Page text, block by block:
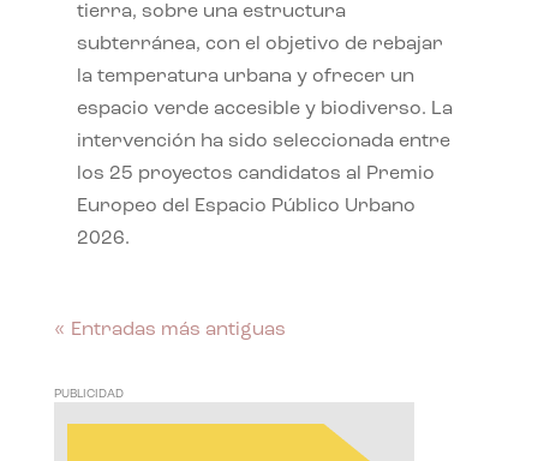
tierra, sobre una estructura
subterránea, con el objetivo de rebajar
la temperatura urbana y ofrecer un
espacio verde accesible y biodiverso. La
intervención ha sido seleccionada entre
los 25 proyectos candidatos al Premio
Europeo del Espacio Público Urbano
2026.
« Entradas más antiguas
PUBLICIDAD